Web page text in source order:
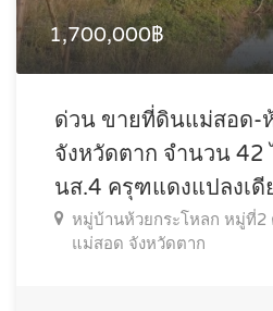
1,700,000฿
ด่วน ขายที่ดินแม่สอด-
จังหวัดตาก จำนวน
นส.4 ครุฑแดงแปลงเดี
หมู่บ้านห้วยกระโหลก หมู่ที่2
แม่สอด จังหวัดตาก